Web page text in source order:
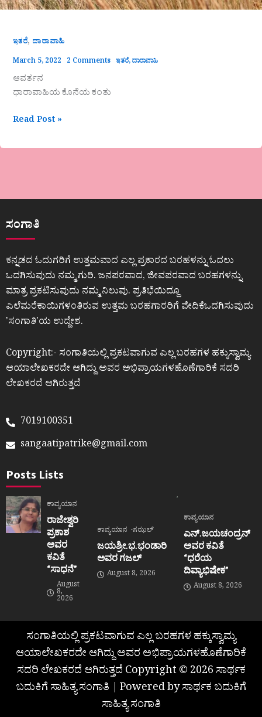
ಇತರೆ, ದಾರಾವಾಹಿ
March 5, 2022 2 Comments ಇತರೆ,ದಾರಾವಾಹಿ
ಆವರ್ತನ
ಧಾರಾವಾಹಿಯ ಕೊನೆಯ ಕಂತು
Read Post »
ಸಂಗಾತಿ
ಕನ್ನಡದ ಓದುಗರಿಗೆ ಉತ್ತಮವಾದ ಎಲ್ಲ ಪ್ರಕಾರದ ಬರಹಳನ್ನು ಓದಲು
ಒದಗಿಸುವುದು ನಮ್ಮ ಗುರಿ. ಜನಪರವಾದ, ಜೀವಪರವಾದ ಬರಹಗಳನ್ನು
ಮಾತ್ರ ಪ್ರಕಟಿಸುವುದು ನಮ್ಮ ನಿಲುವು. ಪ್ರತಿಭೆಯಿದ್ದೂ
ಎಲೆಮರೆಕಾಯಿಗಳಂತಿರುವ ಉತ್ತಮ ಬರಹಗಾರರಿಗೆ ವೇದಿಕೆಒದಗಿಸುವುದು
ʼಸಂಗಾತಿʼಯ ಉದ್ದೇಶ.
Copyright:- ಸಂಗಾತಿಯಲ್ಲಿ ಪ್ರಕಟವಾಗುವ ಎಲ್ಲ ಬರಹಗಳ ಹಕ್ಕುಸ್ವಾಮ್ಯ
ಆಯಾಲೇಖಕರದೇ ಆಗಿದ್ದು ಅವರ ಅಭಿಪ್ರಾಯಗಳಹೊಣೆಗಾರಿಕೆ ಸದರಿ
ಲೇಖಕರದೆ ಆಗಿರುತ್ತದೆ
7019100351
sangaatipatrike@gmail.com
Posts Lists
ಕಾವ್ಯಯಾನ
ರಾಜೇಶ್ವರಿ
ಪ್ರಕಾಶ
ಅವರ
ಕವಿತೆ
“ಸಾಧನೆ”
August
8,
2026
ಕಾವ್ಯಯಾನ ಗಝಲ್
ಜಯಶ್ರೀ.ಭ.ಭಂಡಾರಿ
ಅವರ ಗಜಲ್
August 8, 2026
ಕಾವ್ಯಯಾನ
ಎನ್.ಜಯಚಂದ್ರನ್
ಅವರ ಕವಿತೆ
“ಧರೆಯ
ದಿವ್ಯಾಭಿಷೇಕ”
August 8, 2026
ಸಂಗಾತಿಯಲ್ಲಿ ಪ್ರಕಟವಾಗುವ ಎಲ್ಲ ಬರಹಗಳ ಹಕ್ಕುಸ್ವಾಮ್ಯ
ಆಯಾಲೇಖಕರದೇ ಆಗಿದ್ದು ಅವರ ಅಭಿಪ್ರಾಯಗಳಹೊಣೆಗಾರಿಕೆ
ಸದರಿ ಲೇಖಕರದೆ ಆಗಿರುತ್ತದೆ Copyright © 2026 ಸಾರ್ಥಕ
ಬದುಕಿಗೆ ಸಾಹಿತ್ಯ ಸಂಗಾತಿ | Powered by ಸಾರ್ಥಕ ಬದುಕಿಗೆ
ಸಾಹಿತ್ಯ ಸಂಗಾತಿ